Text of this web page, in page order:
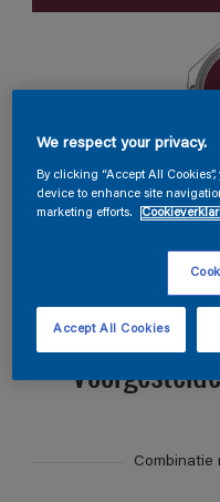
Zoek
Combinatie
We respect your privacy.
By clicking “Accept All
device to enhance site
marketing efforts.
Accept All Cookies